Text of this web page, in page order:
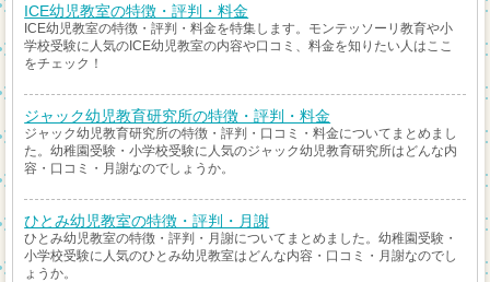
ICE幼児教室の特徴・評判・料金
ICE幼児教室の特徴・評判・料金を特集します。モンテッソーリ教育や小
学校受験に人気のICE幼児教室の内容や口コミ、料金を知りたい人はここ
をチェック！
ジャック幼児教育研究所の特徴・評判・料金
ジャック幼児教育研究所の特徴・評判・口コミ・料金についてまとめまし
た。幼稚園受験・小学校受験に人気のジャック幼児教育研究所はどんな内
容・口コミ・月謝なのでしょうか。
ひとみ幼児教室の特徴・評判・月謝
ひとみ幼児教室の特徴・評判・月謝についてまとめました。幼稚園受験・
小学校受験に人気のひとみ幼児教室はどんな内容・口コミ・月謝なのでし
ょうか。